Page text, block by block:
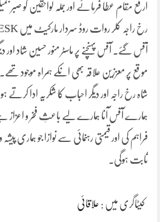
ارفع مقام عطا فرمائے اور جملہ لواحقین کو صبر
رخ راجہ کلر روات روڈ سردار مارکیٹ میں E-AGENT DESK
آفس گئے. آفس پہنچنے پر ماسٹر منور حسین شاد
موقع پر معززین علاقہ بھی انکے ہمراہ موجود تھے.
شاہ رخ راجہ اور دیگر احباب کا شکریہ ادا
ہمارے آفس آنا ہمارے لیے باعثِ فخر و
فراہم کی اور قیمتی رہنمائی سے نوازا جو ہماری
ثابت ہوگی۔
کیٹاگری میں : علاقائی